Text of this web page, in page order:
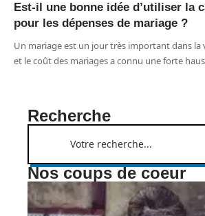
Est-il une bonne idée d’utiliser la
pour les dépenses de mariage ?
Un mariage est un jour très important dans la
et le coût des mariages a connu une forte
Recherche
Nos coups de coeur